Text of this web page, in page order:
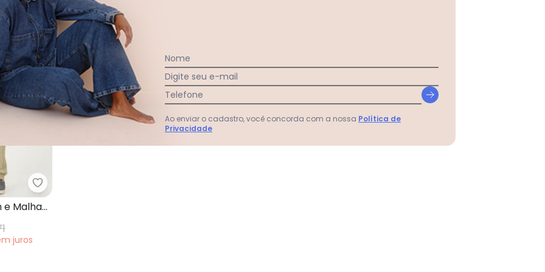
Fit Verde
Pulla Bulla - Conjunto Moletom e Malha Relevo Verde
e Malha
juros
Nome
Digite seu e-mail
Telefone
Ao enviar o cadastro, você concorda com a nossa Política de
Privacidade